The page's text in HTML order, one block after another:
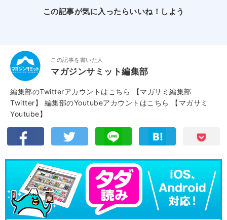
この記事が気に入ったらいいね！しよう
この記事を書いた人
マガジンサミット編集部
編集部のTwitterアカウントはこちら
【マガサミ編集部
Twitter】
編集部のYoutubeアカウントはこちら
【マガサミ
Youtube】